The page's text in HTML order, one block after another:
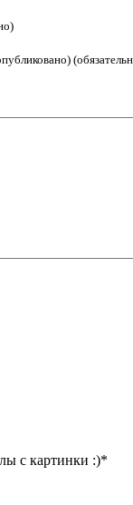
с картинки :)*